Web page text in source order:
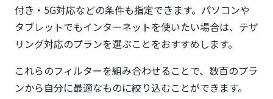
付き・5G対応などの条件も指定できます。パソコンや
タブレットでもインターネットを使いたい場合は、テザ
リング対応のプランを選ぶことをおすすめします。
これらのフィルターを組み合わせることで、数百のプラ
ンから自分に最適なものに絞り込むことができます。